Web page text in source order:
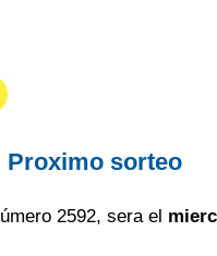
Proximo sorteo
2592, sera el